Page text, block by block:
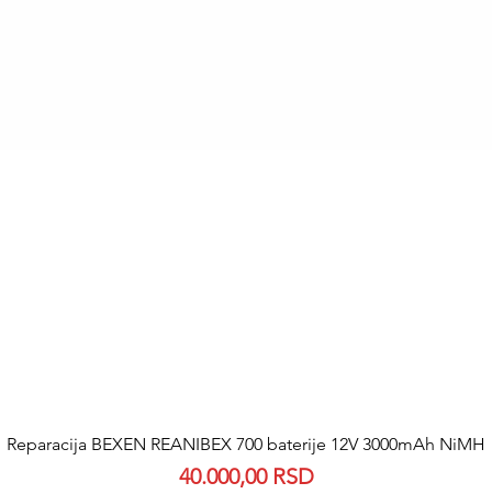
Reparacija BEXEN REANIBEX 700 baterije 12V 3000mAh NiMH
Price
40.000,00 RSD